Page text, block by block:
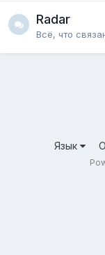
Radar
Всё, что
Язык